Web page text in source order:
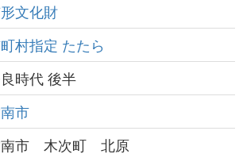
文化財
村指定 たたら
時代 後半
市
南市 木次町 北原